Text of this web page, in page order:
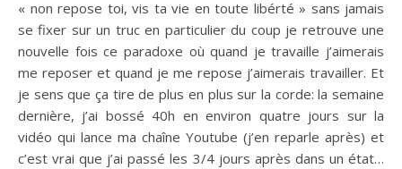
« non repose toi, vis ta vie en toute libérté » sans jamais
se fixer sur un truc en particulier du coup je retrouve une
nouvelle fois ce paradoxe où quand je travaille j’aimerais
me reposer et quand je me repose j’aimerais travailler. Et
je sens que ça tire de plus en plus sur la corde: la semaine
dernière, j’ai bossé 40h en environ quatre jours sur la
vidéo qui lance ma chaîne Youtube (j’en reparle après) et
c’est vrai que j’ai passé les 3/4 jours après dans un état…